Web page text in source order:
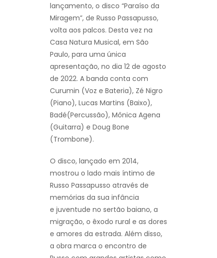
lançamento, o disco “Paraíso da
Miragem”, de Russo Passapusso,
volta aos palcos. Desta vez na
Casa Natura Musical, em São
Paulo, para uma única
apresentação, no dia 12 de agosto
de 2022. A banda conta com
Curumin (Voz e Bateria), Zé Nigro
(Piano), Lucas Martins (Baixo),
Badé(Percussão), Mônica Agena
(Guitarra) e Doug Bone
(Trombone).
O disco, lançado em 2014,
mostrou o lado mais íntimo de
Russo Passapusso através de
memórias da sua infância
e juventude no sertão baiano, a
migração, o êxodo rural e as dores
e amores da estrada. Além disso,
a obra marca o encontro de